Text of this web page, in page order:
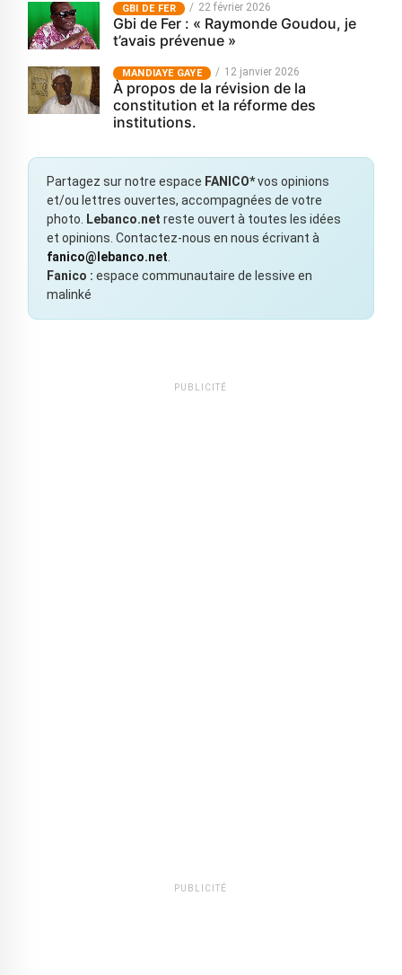
GBI DE FER 22 février 2026
Gbi de Fer : « Raymonde Goudou, je
t’avais prévenue »
MANDIAYE GAYE 12 janvier 2026
À propos de la révision de la
constitution et la réforme des
institutions.
Partagez sur notre espace FANICO*vos opinions
et/ou lettres ouvertes, accompagnées de votre
photo.
Lebanco.net reste ouvert à toutes les idées
et opinions. Contactez-nous en nous écrivant à
fanico@lebanco.net
Fanico : espace communautaire de lessive en
malinké
PUBLICITÉ
PUBLICITÉ